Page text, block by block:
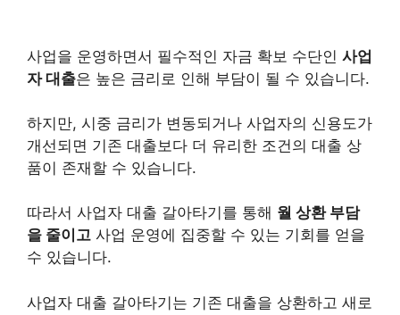
사업을 운영하면서 필수적인 자금 확보 수단인 사업
자 대출은 높은 금리로 인해 부담이 될 수 있습니다.
하지만, 시중 금리가 변동되거나 사업자의 신용도가
개선되면 기존 대출보다 더 유리한 조건의 대출 상
품이 존재할 수 있습니다.
따라서 사업자 대출 갈아타기를 통해 월 상환 부담
을 줄이고 사업 운영에 집중할 수 있는 기회를 얻을
수 있습니다.
사업자 대출 갈아타기는 기존 대출을 상환하고 새로